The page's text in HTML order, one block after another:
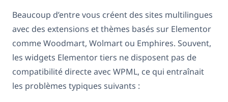
Beaucoup d’entre vous créent des sites multilingues
avec des extensions et thèmes basés sur Elementor
comme Woodmart, Wolmart ou Emphires. Souvent,
les widgets Elementor tiers ne disposent pas de
compatibilité directe avec WPML, ce qui entraînait
les problèmes typiques suivants :